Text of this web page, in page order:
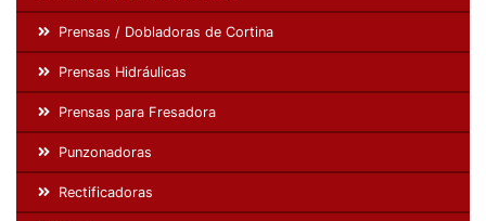
Prensas / Dobladoras de Cortina
Prensas Hidráulicas
Prensas para Fresadora
Punzonadoras
Rectificadoras